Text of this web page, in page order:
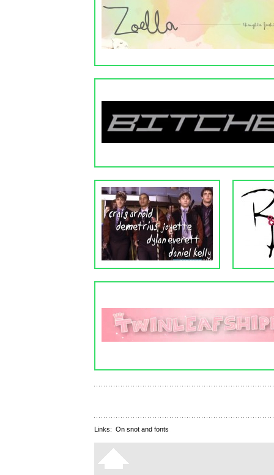
Links: On snot and fonts